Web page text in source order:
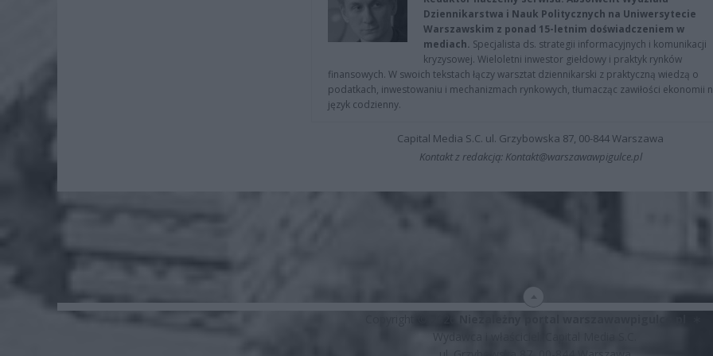
Dziennikarstwa i Nauk Politycznych na Uniwersytecie
Warszawskim z ponad 15-letnim doświadczeniem w
mediach. Specjalista ds. strategii informacyjnych i komunikacji
kryzysowej. Wieloletni inwestor giełdowy i praktyk rynków
finansowych. W swoich tekstach łączy warsztat dziennikarski z praktyczną wiedzą o
podatkach, inwestowaniu i mechanizmach rynkowych, tłumacząc zawiłości ekonomii
język codzienny.
Capital Media S.C. ul. Grzybowska 87, 00-844 Warszawa
Kontakt z redakcją: Kontakt@warszawawpigulce.pl
Wydawca i właściciel: Capital Media S.C.